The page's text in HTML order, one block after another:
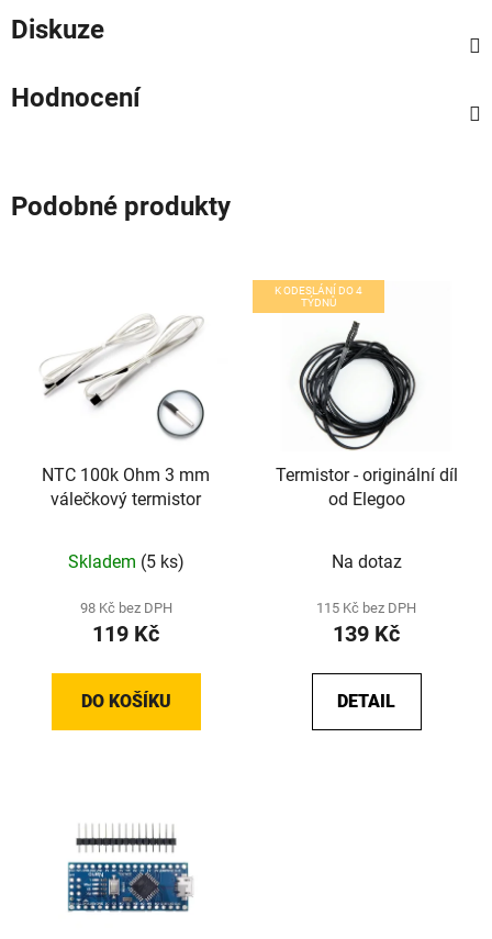
Diskuze
Hodnocení
Podobné produkty
NTC 100k Ohm 3 mm
válečkový termistor
Skladem (5 ks)
98 Kč bez DPH
119 Kč
DO KOŠÍKU
K ODESLÁNÍ DO 4
TÝDNŮ
Termistor - originální díl
od Elegoo
Na dotaz
115 Kč bez DPH
139 Kč
DETAIL